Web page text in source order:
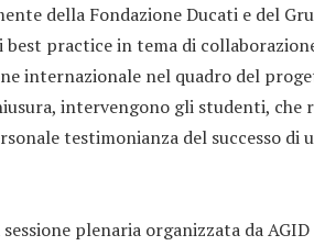
della Fondazione Ducati e del
practice in tema di
internazionale nel quadro del
intervengono gli studenti, che
testimonianza del successo di
plenaria organizzata da